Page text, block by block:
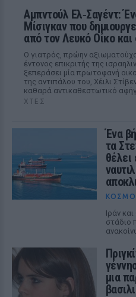
Αμπντούλ Ελ‑Σαγέντ:
Μίσιγκαν που
από τον Λευκό Οίκο
Ο γιατρός, πρώην
έντονος επικριτής της
ξεπεράσει μία πρωτοφανή
της αντιπάλου του, Χέιλι
καθαρά αντικαθεστωτικό
ΧΤΕΣ
Ένα
τα
θέλει
Ιράν
στάδιο
μια